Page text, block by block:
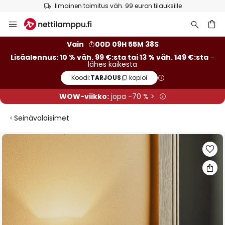
Ilmainen toimitus väh. 99 euron tilauksille
to
Vain
00D 09H 55M 38S
Lisäalennus: 10 % väh. 99 €:sta tai 13 % väh. 149 €:sta -
lähes kaikesta
Koodi:TARJOUS kopioi
WOW-viikko:jopa -70 % >
Seinävalaisimet
Skip
to
the
end
of
the
images